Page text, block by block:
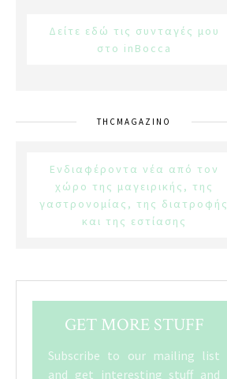
Δείτε εδώ τις συνταγές μου
στο inBocca
THCMAGAZINO
Ενδιαφέροντα νέα από τον
χώρο της μαγειρικής, της
γαστρονομίας, της διατροφής
και της εστίασης
GET MORE STUFF
Subscribe to our mailing list
and get interesting stuff and